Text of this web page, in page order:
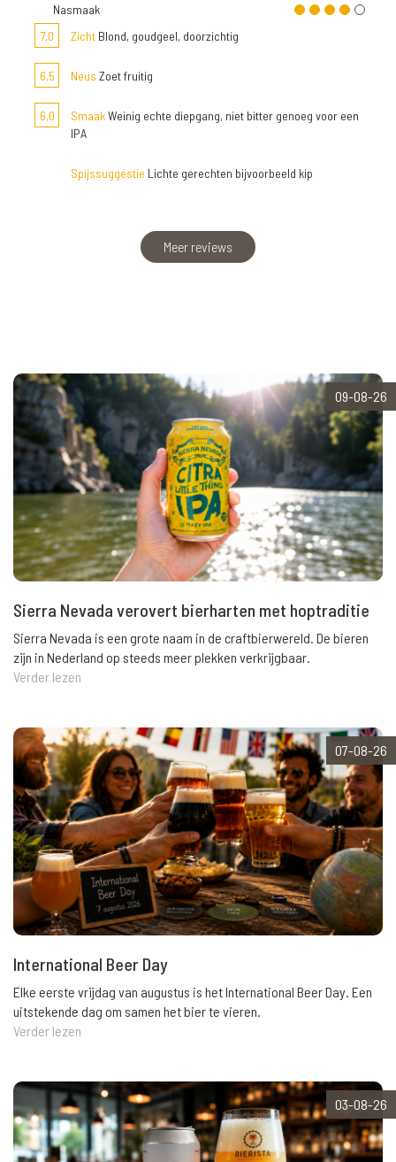
Nasmaak
7,0
Zicht Blond, goudgeel, doorzichtig
6,5 Neus Zoet fruitig
6,0 SmaakWeinig echte diepgang, niet bitter genoeg voor een
IPA
Spijssuggestie Lichte gerechten bijvoorbeeld kip
Meer reviews
09-08-26
Sierra Nevada verovert bierharten met hoptraditie
Sierra Nevada is een grote naam in de craftbierwereld. De bieren
zijn in Nederland op steeds meer plekken verkrijgbaar.
Verder lezen
07-08-26
International Beer Day
Elke eerste vrijdag van augustus is het International Beer Day. Een
uitstekende dag om samen het bier te vieren.
Verder lezen
03-08-26